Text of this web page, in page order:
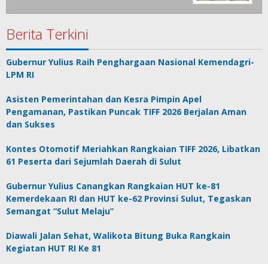
Berita Terkini
Gubernur Yulius Raih Penghargaan Nasional Kemendagri-
LPM RI
Asisten Pemerintahan dan Kesra Pimpin Apel
Pengamanan, Pastikan Puncak TIFF 2026 Berjalan Aman
dan Sukses
Kontes Otomotif Meriahkan Rangkaian TIFF 2026, Libatkan
61 Peserta dari Sejumlah Daerah di Sulut
Gubernur Yulius Canangkan Rangkaian HUT ke-81
Kemerdekaan RI dan HUT ke-62 Provinsi Sulut, Tegaskan
Semangat “Sulut Melaju”
Diawali Jalan Sehat, Walikota Bitung Buka Rangkain
Kegiatan HUT RI Ke 81